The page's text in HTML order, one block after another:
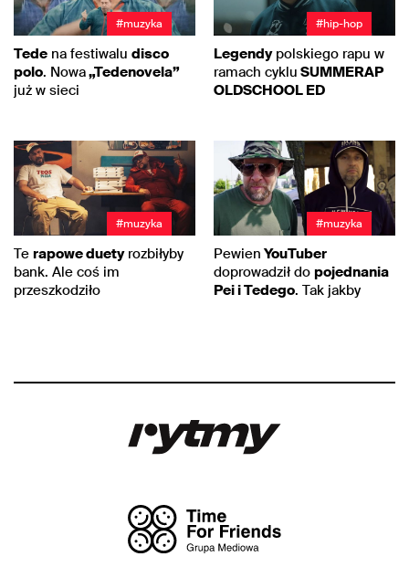
#muzyka
Tede na festiwalu disco
polo. Nowa„Tedenovela”
już w sieci
#hip-hop
Legendypolskiego rapu w
ramach cyklu SUMMERAP
OLDSCHOOL ED
#muzyka
Te rapowe duetyrozbiłyby
bank. Ale coś im
przeszkodziło
#muzyka
Pewien YouTuber
doprowadził do pojednania
Pei i Tedego. Tak jakby